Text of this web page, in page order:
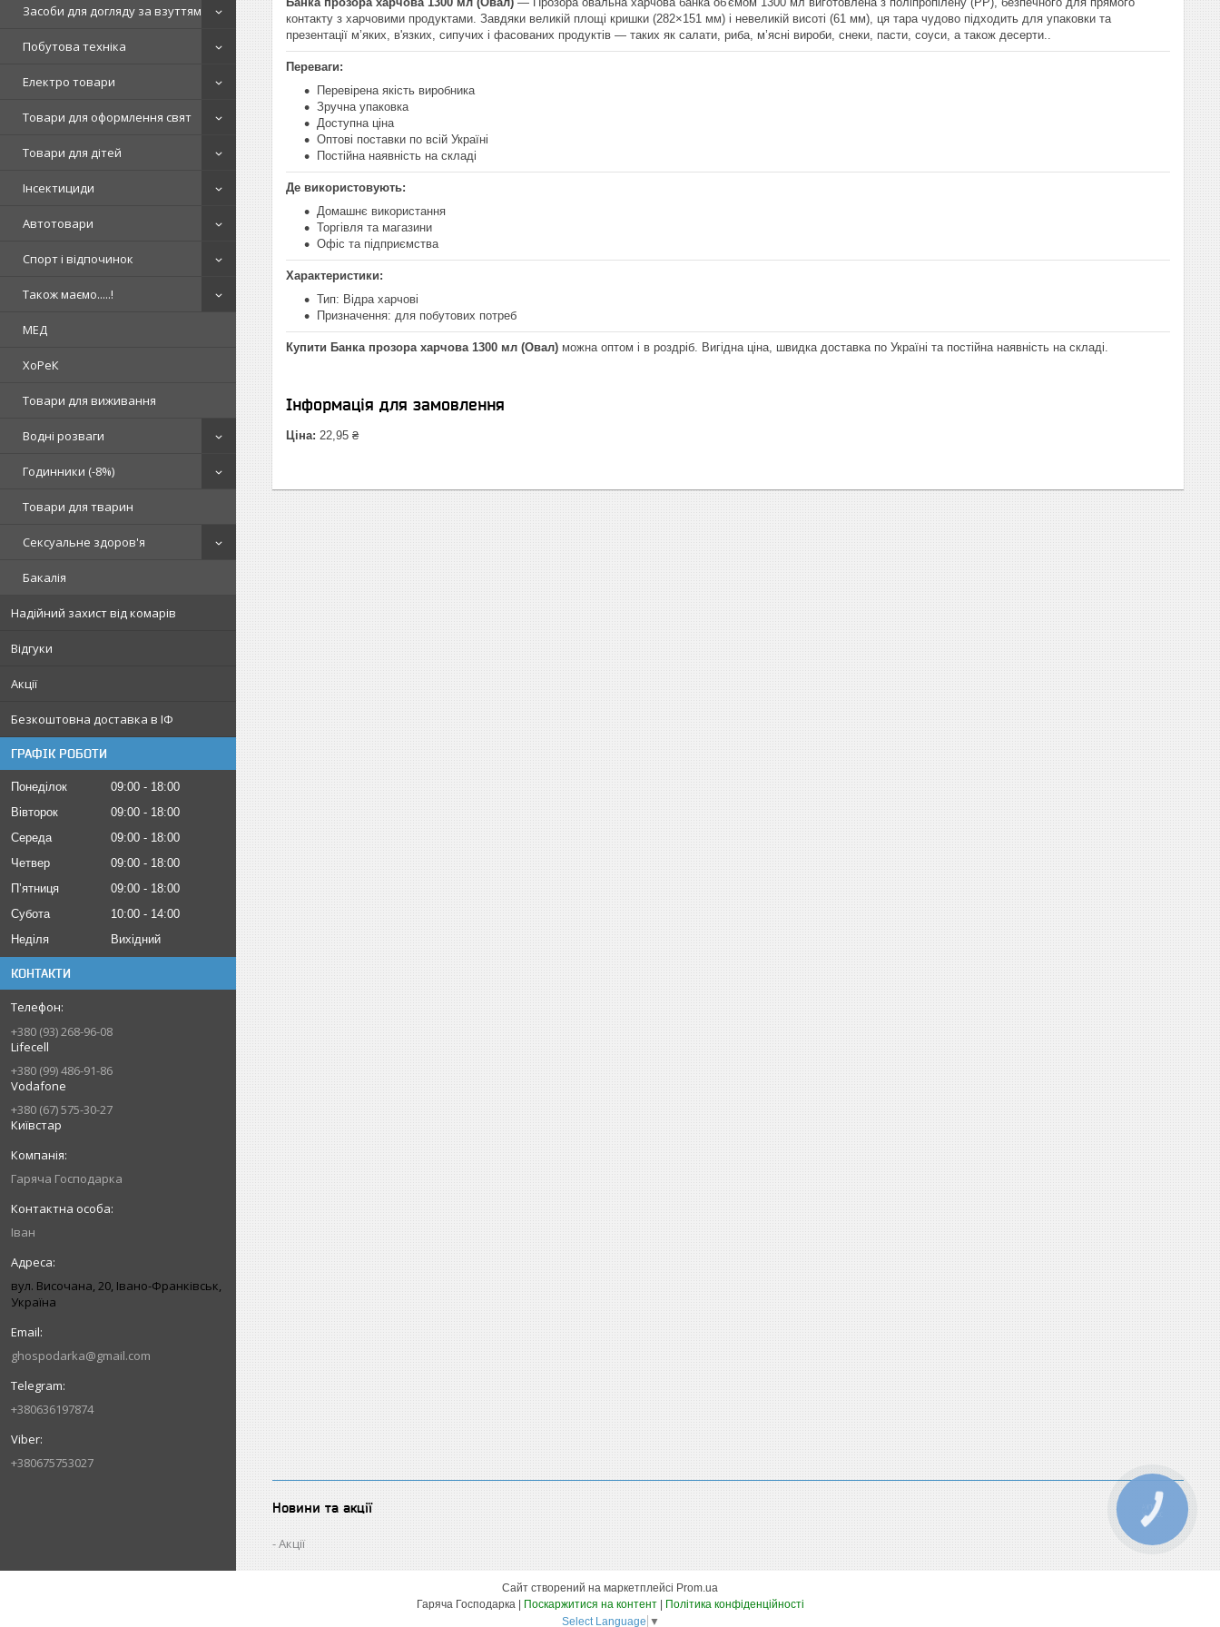
Засоби для догляду за взуттям
Побутова техніка
Електро товари
Товари для оформлення свят
Товари для дітей
Інсектициди
Автотовари
Спорт і відпочинок
Також маємо.....!
МЕД
ХоРеК
Товари для виживання
Водні розваги
Годинники (-8%)
Товари для тварин
Сексуальне здоров'я
Бакалія
Надійний захист від комарів
Відгуки
Акції
Безкоштовна доставка в ІФ
ГРАФІК РОБОТИ
Понеділок 09:00
18:00
Вівторок
09:00
18:00
Середа
09:00
18:00
Четвер
09:00
18:00
Пʼятниця
09:00
18:00
Субота
10:00
14:00
Неділя
Вихідний
КОНТАКТИ
+380 (93) 268-96-08
Lifecell
+380 (99) 486-91-86
Vodafone
+380 (67) 575-30-27
Київстар
Гаряча Господарка
Іван
вул. Височана, 20, Івано-Франківськ,
Україна
ghospodarka@gmail.com
+380636197874
+380675753027
контакту з харчовими продуктами. Завдяки великій площі кришки (282×151 мм) і невеликій висоті (61 мм), ця тара чудово підходить для упаковки та
презентації м’яких, в'язких, сипучих і фасованих продуктів — таких як салати, риба, м’ясні вироби, снеки, пасти, соуси, а також десерти..
Переваги:
Перевірена якість виробника
Зручна упаковка
Доступна ціна
Оптові поставки по всій Україні
Постійна наявність на складі
Де використовують:
Домашнє використання
Торгівля та магазини
Офіс та підприємства
Характеристики:
Тип: Відра харчові
Призначення: для побутових потреб
Купити Банка прозора харчова 1300 мл (Овал) можна оптом і в роздріб. Вигідна ціна, швидка доставка по Україні та постійна наявність на складі.
Інформація для замовлення
Ціна: 22,95 ₴
Новини та акції
Акції
Сайт створений на маркетплейсі Prom.ua
Поскаржитися на контент
Політика конфіденційності
Select Language ▼
КНОПКА
ЗВ'ЯЗКУ